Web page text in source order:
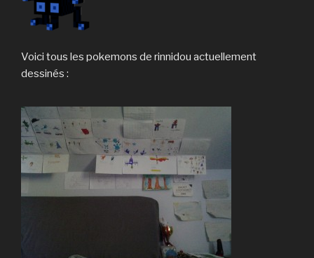
Voici tous les pokemons de rinnidou actuellement
dessinés :